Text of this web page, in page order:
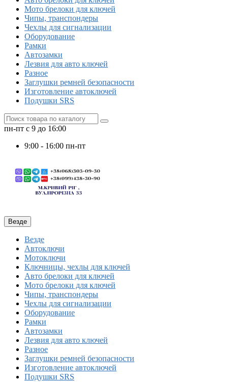
Мото брелоки для ключей
Чипы, транспондеры
Чехлы для сигнализации
Оборудование
Рамки
Автозамки
Лезвия для авто ключей
Разное
Заглушки ремней безопасности
Изготовление автоключей
Подушки SRS
пн-пт с 9 до 16:00
9:00 - 16:00 пн-пт
Везде
Везде
Автоключи
Мотоключи
Ключницы, чехлы для ключей
Авто брелоки для ключей
Мото брелоки для ключей
Чипы, транспондеры
Чехлы для сигнализации
Оборудование
Рамки
Автозамки
Лезвия для авто ключей
Разное
Заглушки ремней безопасности
Изготовление автоключей
Подушки SRS